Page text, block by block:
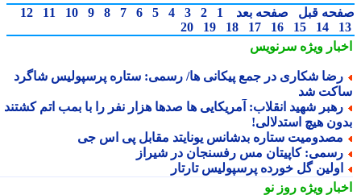
قبل صفحه بعد 1
2
3
4
5
6
7
8
9
10
11
12
14
15
16
17
18
19
20
ویژهسرنویس
شکاری در جمع پیکانی ها/ رسمی: ستاره پرسپولیس شاگرد
شد
شهید انقلاب: آمریکایی ها صدها هزار نفر را با بمب اتم کشتند
هیچ استدلالی!
ستاره بدشانس یونایتد مقابل پی اس جی
کاپیتان مس رفسنجان در شیراز
گل خورده پرسپولیسِ تارتار
ویژهروز نو